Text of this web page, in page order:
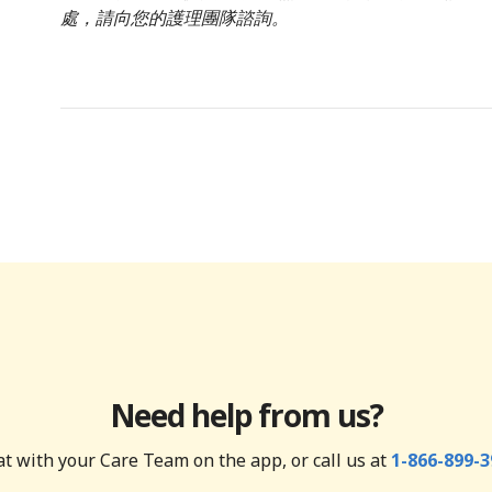
處，請向您的護理團隊諮詢。
Need help from us?
with your Care Team on the app, or call us at 1-866-899-